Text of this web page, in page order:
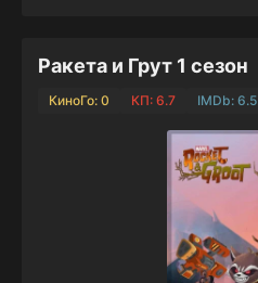
Ракета и Грут 1 сезон
КиноГо: 0 КП: 6.7 IMDb: 6.5